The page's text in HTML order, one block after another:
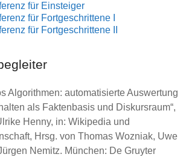
für Einsteiger
für Fortgeschrittene I
für Fortgeschrittene II
Algorithmen: automatisierte Auswertung
als Faktenbasis und Diskursraum“,
Henny, in: Wikipedia und
Hrsg. von Thomas Wozniak, Uwe
Nemitz. München: De Gruyter